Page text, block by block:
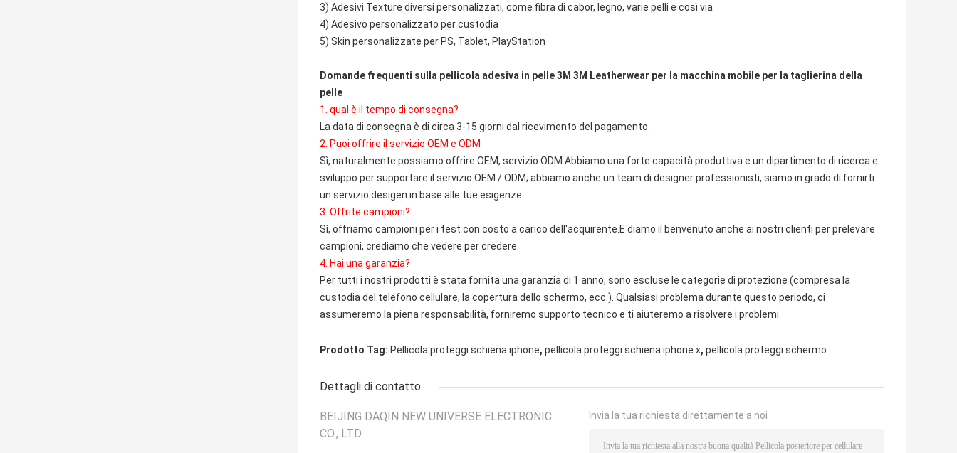
3) Adesivi Texture diversi personalizzati, come fibra di cabor, legno, varie pelli e così via
4) Adesivo personalizzato per custodia
5) Skin personalizzate per PS, Tablet, PlayStation
Domande frequenti sulla pellicola adesiva in pelle 3M 3M Leatherwear per la macchina mobile per la taglierina della
pelle
1. qual è il tempo di consegna?
La data di consegna è di circa 3-15 giorni dal ricevimento del pagamento.
2. Puoi offrire il servizio OEM e ODM
Sì, naturalmente.possiamo offrire OEM, servizio ODM.Abbiamo una forte capacità produttiva e un dipartimento di ricerca e
sviluppo per supportare il servizio OEM / ODM; abbiamo anche un team di designer professionisti, siamo in grado di fornirti
un servizio desigen in base alle tue esigenze.
3. Offrite campioni?
Sì, offriamo campioni per i test con costo a carico dell'acquirente.E diamo il benvenuto anche ai nostri clienti per prelevare
campioni, crediamo che vedere per credere.
4. Hai una garanzia?
Per tutti i nostri prodotti è stata fornita una garanzia di 1 anno, sono escluse le categorie di protezione (compresa la
custodia del telefono cellulare, la copertura dello schermo, ecc.). Qualsiasi problema durante questo periodo, ci
assumeremo la piena responsabilità, forniremo supporto tecnico e ti aiuteremo a risolvere i problemi.
Prodotto Tag: Pellicola proteggi schiena iphone, pellicola proteggi schiena iphone x, pellicola proteggi schermo
Dettagli di contatto
BEIJING DAQIN NEW UNIVERSE ELECTRONIC
CO., LTD.
Invia la tua richiesta direttamente a noi